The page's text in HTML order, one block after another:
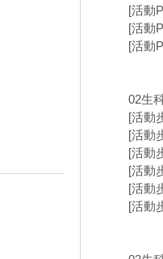
[活動
[活動
[活動
02生
[活動
[活動
[活動
[活動
[活動
[活動